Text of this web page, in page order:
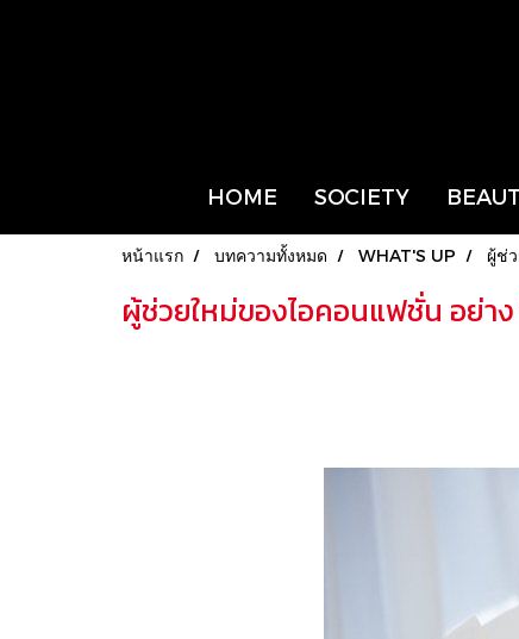
HOME SOCIETY
หน้าแรก บทความทั้งหมด WHAT'S UP ผู้ช่
ผู้ช่วยใหม่ของไอคอนแฟชั่น อย่า